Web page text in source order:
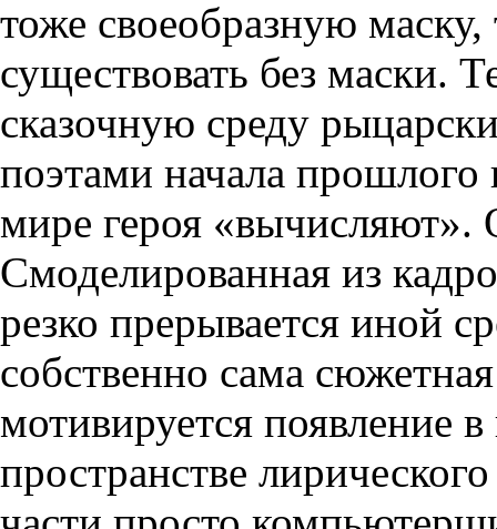
тоже своеобразную
существовать без маски.
сказочную среду
поэтами начала
мире героя «вычисляют».
Смоделированная из
резко прерывается иной
собственно сама
мотивируется появление
пространстве